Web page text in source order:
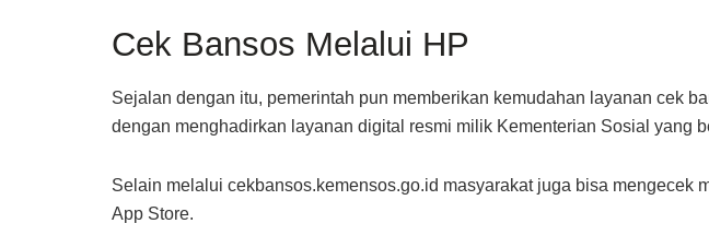
Cek Bansos Melalui HP
Sejalan dengan itu, pemerintah pun memberikan kemudahan layanan cek
dengan menghadirkan layanan digital resmi milik Kementerian Sosial yang
Selain melalui cekbansos.kemensos.go.id masyarakat juga bisa
App Store.